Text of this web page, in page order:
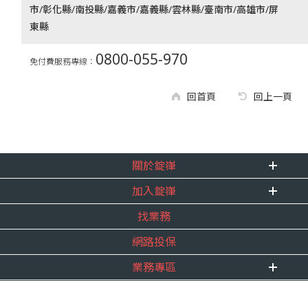
市/彰化縣/南投縣/嘉義市/嘉義縣/雲林縣/臺南市/高雄市/屏
東縣
免付費服務專線： 0800-055-970
回首頁 回上一頁
關於錠嵂
企業資訊
重要事跡
得獎紀錄
服務宣言
加入錠嵂
內勤招聘
精英招募
年度增員計畫
找業務
網路投保
業務專區